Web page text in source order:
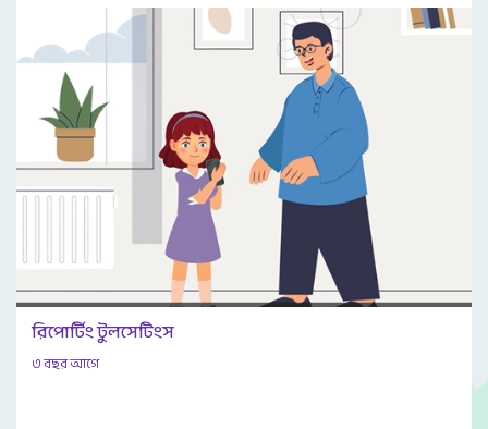
রিপোর্টিং টুলসেটিংস
৩ বছর আগে